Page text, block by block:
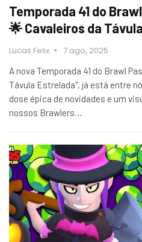
Temporada 41 do
🌟 Cavaleiros da
Lucas Felix 7 ago, 2025
A nova Temporada 41 do Brawl
Távula Estrelada", já está entre
dose épica de novidades e um
nossos Brawlers…